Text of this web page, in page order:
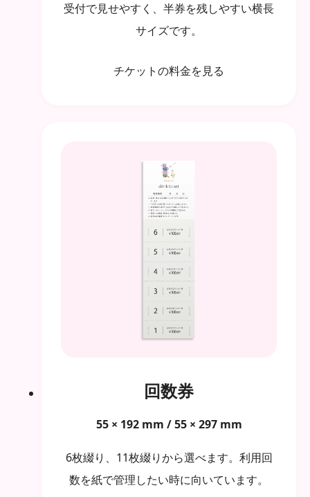
受付で見せやすく、半券を残しやすい横長
サイズです。
チケットの料金を見る
回数券
55 × 192 mm / 55 × 297 mm
6枚綴り、11枚綴りから選べます。利用回
数を紙で管理したい時に向いています。